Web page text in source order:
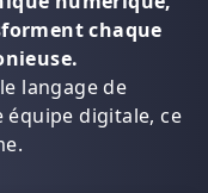
chaque
langage de
digitale, ce